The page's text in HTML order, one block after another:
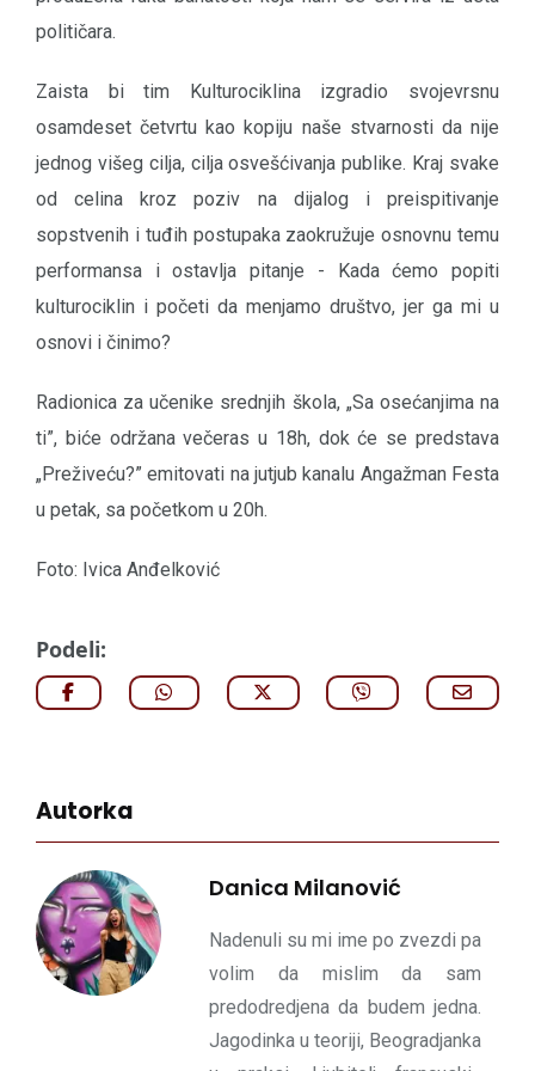
političara.
Zaista bi tim Kulturociklina izgradio svojevrsnu
osamdeset četvrtu kao kopiju naše stvarnosti da nije
jednog višeg cilja, cilja osvešćivanja publike. Kraj svake
od celina kroz poziv na dijalog i preispitivanje
sopstvenih i tuđih postupaka zaokružuje osnovnu temu
performansa i ostavlja pitanje - Kada ćemo popiti
kulturociklin i početi da menjamo društvo, jer ga mi u
osnovi i činimo?
Radionica za učenike srednjih škola, „Sa osećanjima na
ti”, biće održana večeras u 18h, dok će se predstava
„Preživeću?” emitovati na jutjub kanalu Angažman Festa
u petak, sa početkom u 20h.
Foto: Ivica Anđelković
Podeli:
Autorka
Danica Milanović
Nadenuli su mi ime po zvezdi pa
volim da mislim da sam
predodredjena da budem jedna.
Jagodinka u teoriji, Beogradjanka